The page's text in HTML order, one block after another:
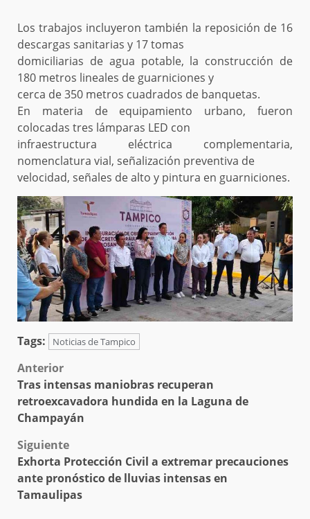
Los trabajos incluyeron también la reposición de 16
descargas sanitarias y 17 tomas
domiciliarias de agua potable, la construcción de
180 metros lineales de guarniciones y
cerca de 350 metros cuadrados de banquetas.
En materia de equipamiento urbano, fueron
colocadas tres lámparas LED con
infraestructura eléctrica complementaria,
nomenclatura vial, señalización preventiva de
velocidad, señales de alto y pintura en guarniciones.
Tags: Noticias de Tampico
Post
navigation
Anterior
Tras intensas maniobras recuperan
retroexcavadora hundida en la Laguna de
Champayán
Siguiente
Exhorta Protección Civil a extremar precauciones
ante pronóstico de lluvias intensas en
Tamaulipas